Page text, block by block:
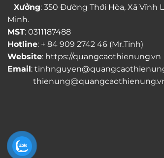
Xưởng: 350 Đường Thới Hòa, Xã Vĩnh
Minh.
MST: 0311187488
Hotline: + 84 909 2742 46 (Mr.Tinh)
Website: https://quangcaothienung.vn
Email: